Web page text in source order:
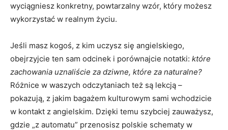
wyciągniesz konkretny, powtarzalny wzór, który możesz
wykorzystać w realnym życiu.
Jeśli masz kogoś, z kim uczysz się angielskiego,
obejrzyjcie ten sam odcinek i porównajcie notatki: które
zachowania uznaliście za dziwne, które za naturalne?
Różnice w waszych odczytaniach też są lekcją –
pokazują, z jakim bagażem kulturowym sami wchodzicie
w kontakt z angielskim. Dzięki temu szybciej zauważysz,
gdzie „z automatu” przenosisz polskie schematy w